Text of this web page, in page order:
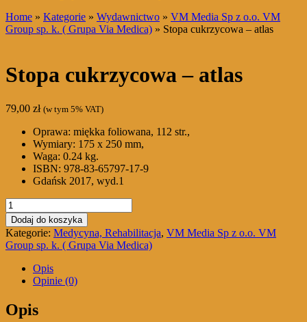
Home » Kategorie » Wydawnictwo » VM Media Sp z o.o. VM
Group sp. k. ( Grupa Via Medica) » Stopa cukrzycowa – atlas
Stopa cukrzycowa – atlas
79,00 zł (w tym 5% VAT)
Oprawa: miękka foliowana, 112 str.,
Wymiary: 175 x 250 mm,
Waga: 0.24 kg.
ISBN: 978-83-65797-17-9
Gdańsk 2017, wyd.1
ilość
Stopa
cukrzycowa
-
atlas
Dodaj do koszyka
Kategorie: Medycyna, Rehabilitacja, VM Media Sp z o.o. VM
Group sp. k. ( Grupa Via Medica)
Opis
Opinie (0)
Opis